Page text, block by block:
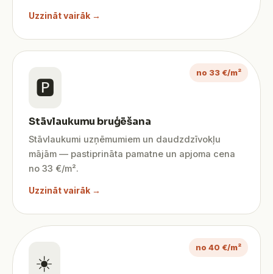
Uzzināt vairāk →
no 33 €/m²
🅿️
Stāvlaukumu bruģēšana
Stāvlaukumi uzņēmumiem un daudzdzīvokļu
mājām — pastiprināta pamatne un apjoma cena
no 33 €/m².
Uzzināt vairāk →
no 40 €/m²
☀️